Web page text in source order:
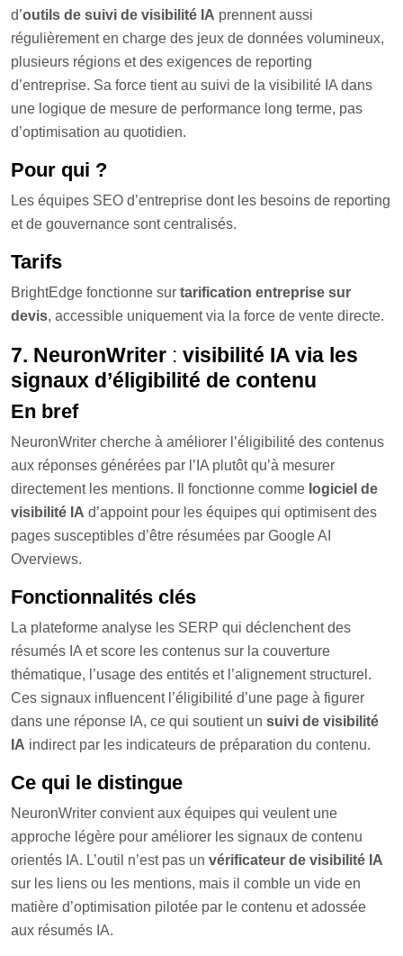
d’outils de suivi de visibilité IA prennent aussi
régulièrement en charge des jeux de données volumineux,
plusieurs régions et des exigences de reporting
d’entreprise. Sa force tient au suivi de la visibilité IA dans
une logique de mesure de performance long terme, pas
d’optimisation au quotidien.
Pour qui ?
Les équipes SEO d’entreprise dont les besoins de reporting
et de gouvernance sont centralisés.
Tarifs
BrightEdge fonctionne sur tarification entreprise sur
devis, accessible uniquement via la force de vente directe.
7. NeuronWriter : visibilité IA via les
signaux d’éligibilité de contenu
En bref
NeuronWriter cherche à améliorer l’éligibilité des contenus
aux réponses générées par l’IA plutôt qu’à mesurer
directement les mentions. Il fonctionne comme logiciel de
visibilité IA d’appoint pour les équipes qui optimisent des
pages susceptibles d’être résumées par Google AI
Overviews.
Fonctionnalités clés
La plateforme analyse les SERP qui déclenchent des
résumés IA et score les contenus sur la couverture
thématique, l’usage des entités et l’alignement structurel.
Ces signaux influencent l’éligibilité d’une page à figurer
dans une réponse IA, ce qui soutient un suivi de visibilité
IA indirect par les indicateurs de préparation du contenu.
Ce qui le distingue
NeuronWriter convient aux équipes qui veulent une
approche légère pour améliorer les signaux de contenu
orientés IA. L’outil n’est pas un vérificateur de visibilité IA
sur les liens ou les mentions, mais il comble un vide en
matière d’optimisation pilotée par le contenu et adossée
aux résumés IA.